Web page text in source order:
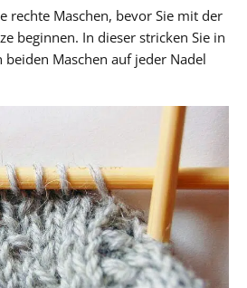
rechte Maschen, bevor Sie mit der
beginnen. In dieser stricken Sie in
beiden Maschen auf jeder Nadel